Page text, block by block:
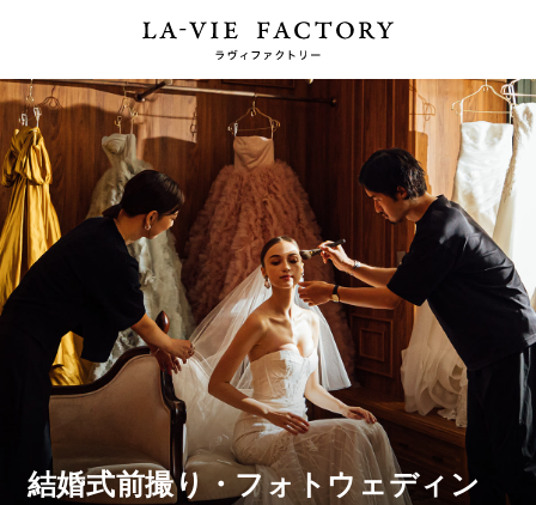
結婚式前撮り・フォトウェディン